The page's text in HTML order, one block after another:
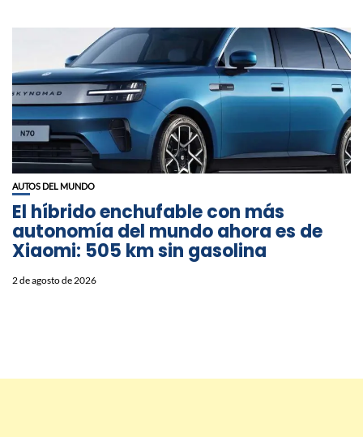
AUTOS DEL MUNDO
El híbrido enchufable con más
autonomía del mundo ahora es de
Xiaomi: 505 km sin gasolina
2 de agosto de 2026